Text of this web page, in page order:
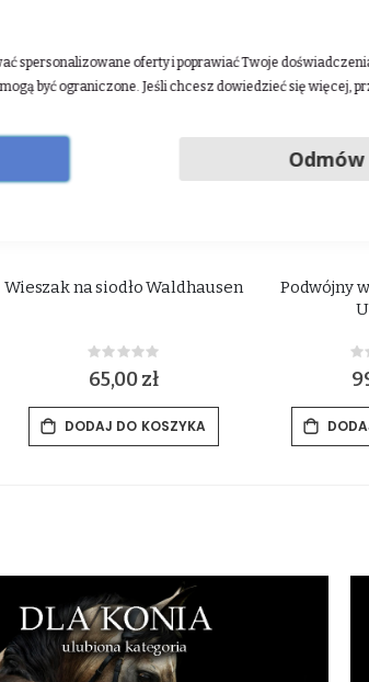
Wieszak na siodło Waldhausen
Rating:
0%
65,00 zł
DODAJ DO KOSZYKA
Podwójny
0%
spersonalizowane oferty i poprawiać Twoje
być ograniczone. Jeśli chcesz dowiedzieć się więcej,
Odmów